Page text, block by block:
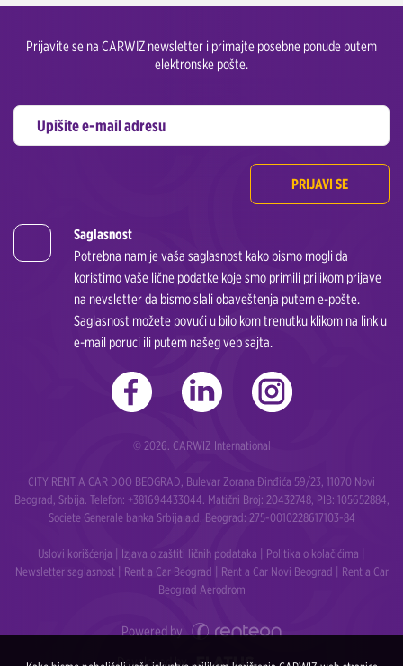
Prijavite se na CARWIZ newsletter i primajte posebne ponude putem
elektronske pošte.
PRIJAVI SE
Saglasnost
Potrebna nam je vaša saglasnost kako bismo mogli da
koristimo vaše lične podatke koje smo primili prilikom prijave
na nevsletter da bismo slali obaveštenja putem e-pošte.
Saglasnost možete povući u bilo kom trenutku klikom na link u
e-mail poruci ili putem našeg veb sajta.
© 2026. CARWIZ International
CITY RENT A CAR DOO BEOGRAD, Bulevar Zorana Đinđića 59/23, 11070 Novi
Beograd, Srbija. Telefon: +381694433044. Matični Broj: 20432748, PIB: 105652884,
Societe Generale banka Srbija a.d. Beograd: 275-0010228617103-84
Uslovi korišćenja Izjava o zaštiti ličnih podataka Politika o kolačićima
Newsletter saglasnost| Rent a Car Beograd Rent a Car Novi Beograd
Rent a Car
Beograd Aerodrom
Powered by
Developed by